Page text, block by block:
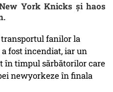
York Knicks și haos
fanilor la
fost incendiat, iar un
în timpul sărbătorilor care
newyorkeze în finala